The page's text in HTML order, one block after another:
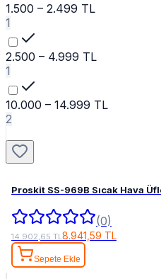
1.500 – 2.499 TL
1
2.500 – 4.999 TL
1
10.000 – 14.999 TL
2
Proskit SS-969B Sıcak Hava
(0)
14.902,65 TL 8.941,59 TL
Sepete Ekle